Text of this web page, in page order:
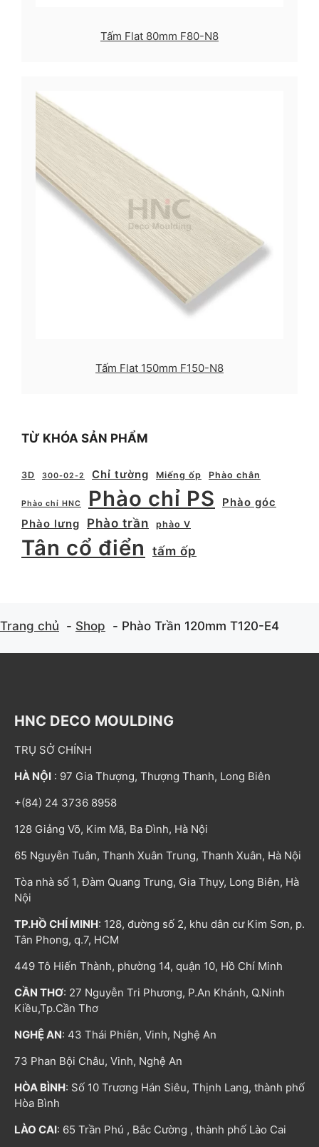
Tấm Flat 80mm F80-N8
Tấm Flat 150mm F150-N8
TỪ KHÓA SẢN PHẨM
3D 300-02-2 Chỉ tường Miếng ốp Phào chân
Phào chỉ HNC Phào chỉ PS
Phào góc
Phào lưng
Phào trần phào V
Tân cổ điển tấm ốp
Trang chủ Shop Phào Trần 120mm T120-E4
HNC DECO MOULDING
TRỤ SỞ CHÍNH
HÀ NỘI : 97 Gia Thượng, Thượng Thanh, Long Biên
+(84) 24 3736 8958
128 Giảng Võ, Kim Mã, Ba Đình, Hà Nội
65 Nguyễn Tuân, Thanh Xuân Trung, Thanh Xuân, Hà Nội
Tòa nhà số 1, Đàm Quang Trung, Gia Thụy, Long Biên, Hà
Nội
TP.HỒ CHÍ MINH: 128, đường số 2, khu dân cư Kim Sơn, p.
Tân Phong, q.7, HCM
449 Tô Hiến Thành, phường 14, quận 10, Hồ Chí Minh
CẦN THƠ: 27 Nguyễn Tri Phương, P.An Khánh, Q.Ninh
Kiều,Tp.Cần Thơ
NGHỆ AN: 43 Thái Phiên, Vinh, Nghệ An
73 Phan Bội Châu, Vinh, Nghệ An
HÒA BÌNH: Số 10 Trương Hán Siêu, Thịnh Lang, thành phố
Hòa Bình
LÀO CAI: 65 Trần Phú , Bắc Cường , thành phố Lào Cai